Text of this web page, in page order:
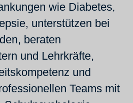
wie Diabetes,
unterstützen bei
beraten
und Lehrkräfte,
und
Teams mit